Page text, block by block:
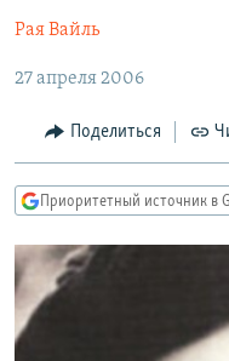
Вернутся
навигации
Вернутся
поиску
МНЕНИЯ
КУЛЬТУРА
IDEL.РЕАЛИИ
СЕВЕР.РЕАЛИИ
СИБИРЬ.РЕАЛИИ
РАСПИСАНИЕ
ПОДПИШИТЕСЬ НА
Рая Вайль
27 апреля 2006
Поделиться
Приоритетный источник в